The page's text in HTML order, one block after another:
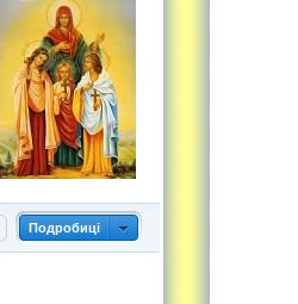
Подробиці